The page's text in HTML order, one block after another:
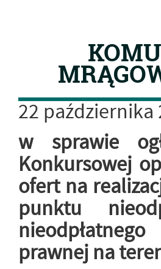
22 października
w sprawie
Konkursowej
ofert na
punktu
prawnej na